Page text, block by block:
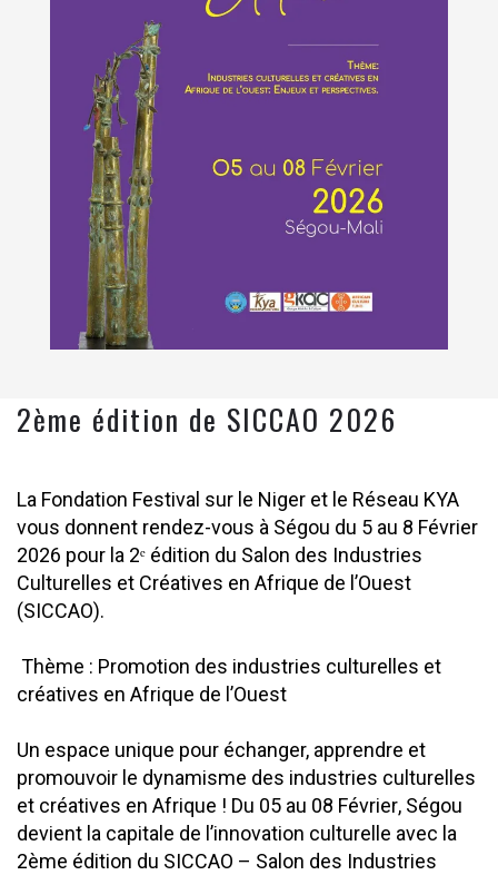
2ème édition de SICCAO 2026
La Fondation Festival sur le Niger et le Réseau KYA
vous donnent rendez-vous à Ségou du 5 au 8 Février
2026 pour la 2ᵉ édition du Salon des Industries
Culturelles et Créatives en Afrique de l’Ouest
(SICCAO).
Thème : Promotion des industries culturelles et
créatives en Afrique de l’Ouest
Un espace unique pour échanger, apprendre et
promouvoir le dynamisme des industries culturelles
et créatives en Afrique ! Du 05 au 08 Février, Ségou
devient la capitale de l’innovation culturelle avec la
2ème édition du SICCAO – Salon des Industries